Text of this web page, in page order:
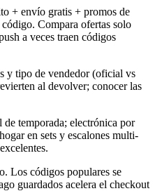
+ envío gratis + promos de
Compara ofertas solo
a veces traen códigos
y tipo de vendedor (oficial vs
al devolver; conocer las
temporada; electrónica por
en sets y escalones multi-
Los códigos populares se
guardados acelera el checkout